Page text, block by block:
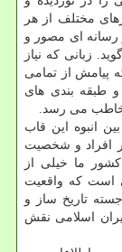
مختلف از هر
رسانه ای مصور و
زبانی که نیاز
پیامش از تمامی
طبقه بندی های
می رسد.
انبوه این قاب
افراد و شخصیت
ما خیلی از
است که واقعیت
تاریخ ساز و
اسلامی نقش